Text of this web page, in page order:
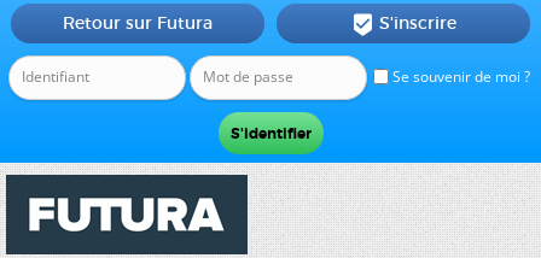
Se souvenir de moi ?
Retour sur Futura  S'inscrire